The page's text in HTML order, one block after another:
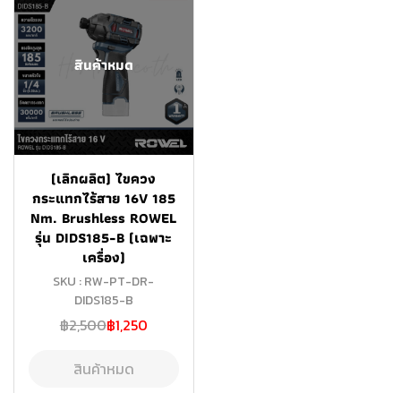
สินค้าหมด
(เลิกผลิต) ไขควง
กระแทกไร้สาย 16V 185
Nm. Brushless ROWEL
รุ่น DIDS185-B (เฉพาะ
เครื่อง)
SKU : RW-PT-DR-
DIDS185-B
฿2,500฿1,250
สินค้าหมด